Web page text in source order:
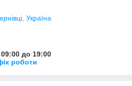
Україна
до 19:00
роботи